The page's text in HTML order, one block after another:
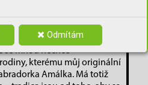
Odmítám
je zvyk, dostavit se
ve staré autobusácké
tradici nenávidí, manželka
se mnou nechce
kterému můj originální
Amálka. Má totiž